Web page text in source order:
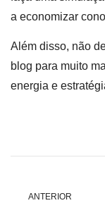
a economizar
Além disso, não
blog para muito
energia e
ANTERIOR